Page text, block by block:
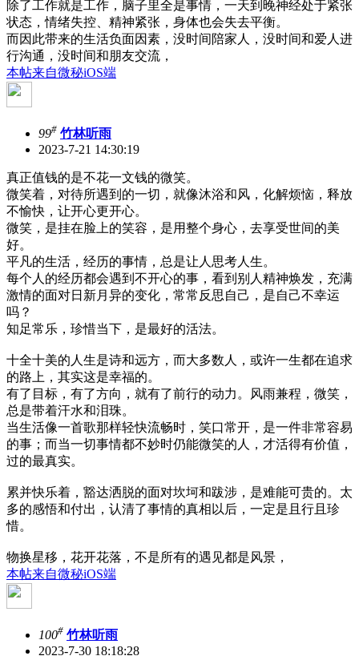
除了工作就是工作，脑子里全是事情，一天到晚神经处于紧张
状态，情绪失控、精神紧张，身体也会失去平衡。
而因此带来的生活负面因素，没时间陪家人，没时间和爱人进
行沟通，没时间和朋友交流，
本帖来自微秘iOS端
99# 竹林听雨
2023-7-21 14:30:19
真正值钱的是不花一文钱的微笑。
微笑着，对待所遇到的一切，就像沐浴和风，化解烦恼，释放
不愉快，让开心更开心。
微笑，是挂在脸上的笑容，是用整个身心，去享受世间的美
好。
平凡的生活，经历的事情，总是让人思考人生。
每个人的经历都会遇到不开心的事，看到别人精神焕发，充满
激情的面对日新月异的变化，常常反思自己，是自己不幸运
吗？
知足常乐，珍惜当下，是最好的活法。
十全十美的人生是诗和远方，而大多数人，或许一生都在追求
的路上，其实这是幸福的。
有了目标，有了方向，就有了前行的动力。风雨兼程，微笑，
总是带着汗水和泪珠。
当生活像一首歌那样轻快流畅时，笑口常开，是一件非常容易
的事；而当一切事情都不妙时仍能微笑的人，才活得有价值，
过的最真实。
累并快乐着，豁达洒脱的面对坎坷和跋涉，是难能可贵的。太
多的感悟和付出，认清了事情的真相以后，一定是且行且珍
惜。
物换星移，花开花落，不是所有的遇见都是风景，
本帖来自微秘iOS端
100# 竹林听雨
2023-7-30 18:18:28